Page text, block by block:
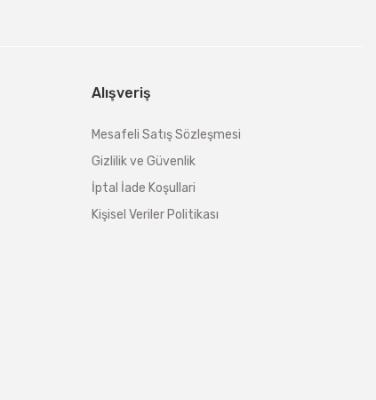
Alışveriş
Mesafeli Satış Sözleşmesi
Gizlilik ve Güvenlik
İptal İade Koşullari
Kişisel Veriler Politikası